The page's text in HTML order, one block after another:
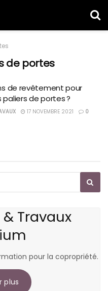
de portes
de revêtement pour
de portes ?
17 NOVEMBRE 2021 0
Travaux
pour la copropriété.
plus